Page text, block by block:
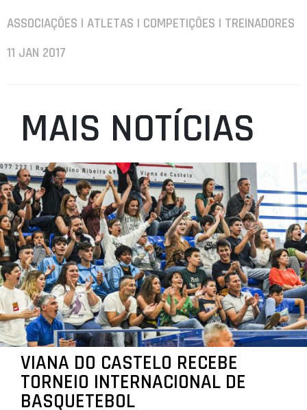
ASSOCIAÇÕES | ATLETAS | COMPETIÇÕES | TREINADORES
11 JAN 2017
MAIS NOTÍCIAS
VIANA DO CASTELO RECEBE
TORNEIO INTERNACIONAL DE
BASQUETEBOL